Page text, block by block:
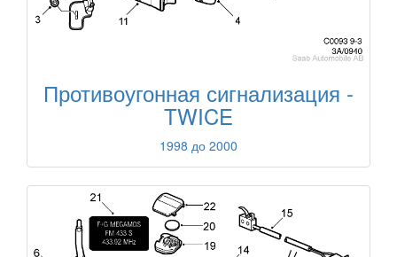
Противоугонная сигнализация -
TWICE
1998 до 2000